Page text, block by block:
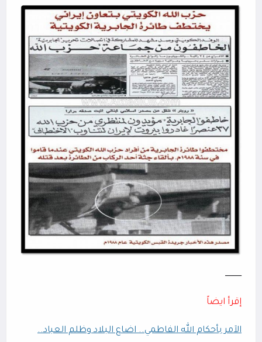
ــــــــــــــ
إقرأ ايضاً
الآمر بأحكام الله الفاطمي.. اضاع البلاد وظلم العباد..